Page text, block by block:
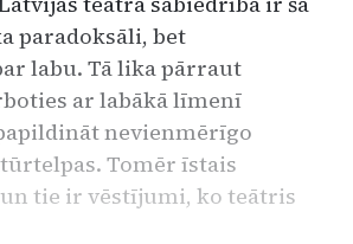
paradoksāli, bet
labu. Tā lika pārraut
ar labākā līmenī
nevienmērīgo
Tomēr īstais
tie ir vēstījumi, ko teātris